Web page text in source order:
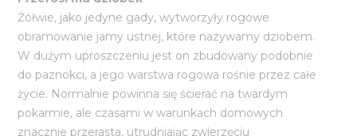
Żółwie, jako jedyne gady, wytworzyły rogowe
obramowanie jamy ustnej, które nazywamy dziobem.
W dużym uproszczeniu jest on zbudowany podobnie
do paznokci, a jego warstwa rogowa rośnie przez całe
życie. Normalnie powinna się ścierać na twardym
pokarmie, ale czasami w warunkach domowych
znacznie przerasta, utrudniając zwierzęciu